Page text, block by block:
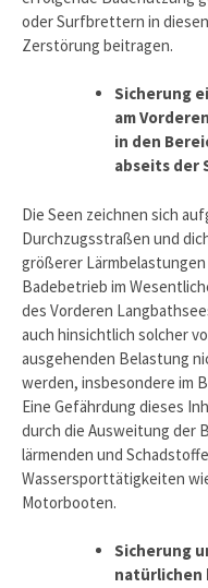
oder Surfbrettern in
Zerstörung beitragen.
Sicherung
am
in den
abseits der
Die Seen zeichnen sich
Durchzugsstraßen und
größerer
Badebetrieb im
des Vorderen
auch hinsichtlich solcher
ausgehenden Belastung
werden, insbesondere im
Eine Gefährdung dieses
durch die Ausweitung der
lärmenden und
Wassersporttätigkeiten
Motorbooten.
Sicherung
natürlichen